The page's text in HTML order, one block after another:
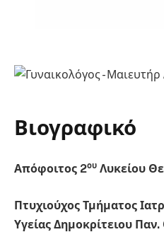
Βιογραφικό
Απόφοιτος 2ου Λυκείου
Πτυχιούχος Τμήματος
Υγείας Δημοκρίτειου